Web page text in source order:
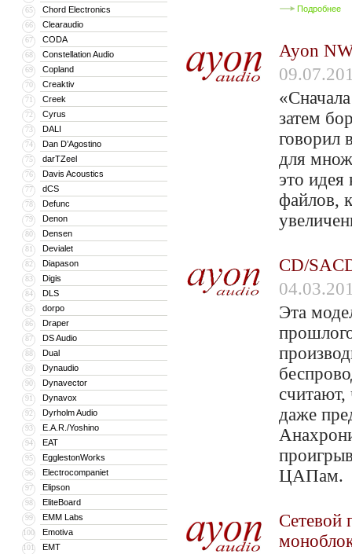
65 Chord Electronics
66 Clearaudio
67 CODA
68 Constellation Audio
69 Copland
70 Creaktiv
71 Creek
72 Cyrus
73 DALI
74 Dan D’Agostino
75 darTZeel
76 Davis Acoustics
77 dCS
78 Defunc
79 Denon
80 Densen
81 Devialet
82 Diapason
83 Digis
84 DLS
85 dorpo
86 Draper
87 DS Audio
88 Dual
89 Dynaudio
90 Dynavector
91 Dynavox
92 Dyrholm Audio
93 E.A.R./Yoshino
94 EAT
95 EgglestonWorks
96 Electrocompaniet
97 Elipson
98 EliteBoard
99 EMM Labs
100 Emotiva
101 EMT
Подробнее
Ayon
затем
говорил
для
это идея
файлов,
CD/
Эта
считают,
даже
Сетевой